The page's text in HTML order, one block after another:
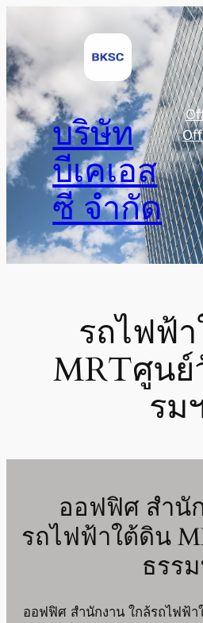
content
บริษัท
บีเคเอส
ซี จำกัด
รถไฟฟ้
MRTศูน
รม
ออฟฟิศ สำนั
รถไฟฟ้าใต้ดิน
ธรร
ออฟฟิศ สำนักงาน ใกล้รถไฟฟ้